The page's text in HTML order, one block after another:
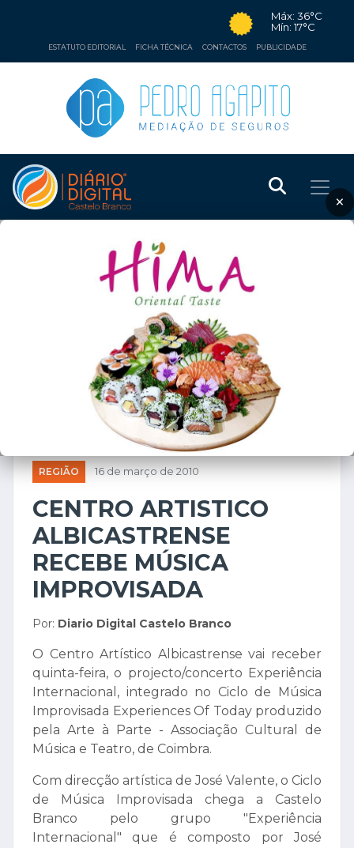
Máx: 36°C
Mín: 17°C
ESTATUTO EDITORIAL FICHA TÉCNICA CONTACTOS PUBLICIDADE
×
REGIÃO 16 de março de 2010
CENTRO ARTISTICO
ALBICASTRENSE
RECEBE MÚSICA
IMPROVISADA
Por: Diario Digital Castelo Branco
O Centro Artístico Albicastrense vai receber
quinta-feira, o projecto/concerto Experiência
Internacional, integrado no Ciclo de Música
Improvisada Experiences Of Today produzido
pela Arte à Parte - Associação Cultural de
Música e Teatro, de Coimbra.
Com direcção artística de José Valente, o Ciclo
de Música Improvisada chega a Castelo
Branco pelo grupo "Experiência
Internacional" que é composto por José